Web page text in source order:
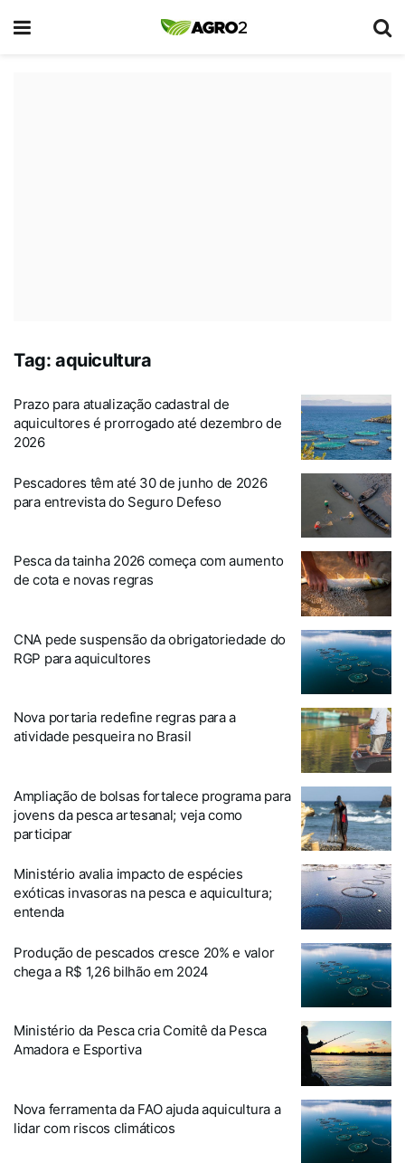
Tag: aquicultura
Prazo para atualização cadastral de
aquicultores é prorrogado até dezembro de
2026
Pescadores têm até 30 de junho de 2026
para entrevista do Seguro Defeso
Pesca da tainha 2026 começa com aumento
de cota e novas regras
CNA pede suspensão da obrigatoriedade do
RGP para aquicultores
Nova portaria redefine regras para a
atividade pesqueira no Brasil
Ampliação de bolsas fortalece programa para
jovens da pesca artesanal; veja como
participar
Ministério avalia impacto de espécies
exóticas invasoras na pesca e aquicultura;
entenda
Produção de pescados cresce 20% e valor
chega a R$ 1,26 bilhão em 2024
Ministério da Pesca cria Comitê da Pesca
Amadora e Esportiva
Nova ferramenta da FAO ajuda aquicultura a
lidar com riscos climáticos